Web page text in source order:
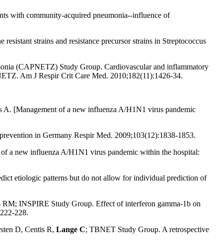
with community-acquired pneumonia--influence of
strains and resistance precursor strains in Streptococcus
(CAPNETZ) Study Group. Cardiovascular and inflammatory
Am J Respir Crit Care Med. 2010;182(11):1426-34.
[Management of a new influenza A/H1N1 virus pandemic
in Germany Respir Med. 2009;103(12):1838-1853.
a new influenza A/H1N1 virus pandemic within the hospital:
etiologic patterns but do not allow for individual prediction of
INSPIRE Study Group. Effect of interferon gamma-1b on
228.
D, Centis R, Lange C; TBNET Study Group. A retrospective